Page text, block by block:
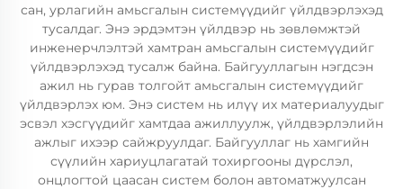
сан, урлагийн амьсгалын системүүдийг үйлдвэрлэхэд
тусалдаг. Энэ эрдэмтэн үйлдвэр нь зөвлөмжтэй
инженерчлэлтэй хамтран амьсгалын системүүдийг
үйлдвэрлэхэд тусалж байна. Байгууллагын нэгдсэн
ажил нь гурав толгойт амьсгалын системүүдийг
үйлдвэрлэх юм. Энэ систем нь илүү их материалуудыг
эсвэл хэсгүүдийг хамтдаа ажиллуулж, үйлдвэрлэлийн
ажлыг ихээр сайжруулдаг. Байгууллаг нь хамгийн
сүүлийн хариуцлагатай тохиргооны дүрслэл,
онцлогтой цаасан систем болон автоматжуулсан